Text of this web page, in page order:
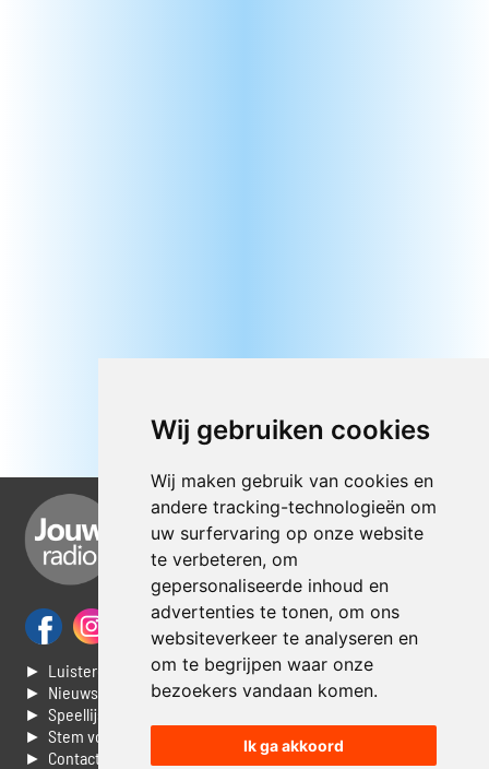
Wij gebruiken cookies
Wij maken gebruik van cookies en
andere tracking-technologieën om
uw surfervaring op onze website
te verbeteren, om
gepersonaliseerde inhoud en
advertenties te tonen, om ons
websiteverkeer te analyseren en
om te begrijpen waar onze
bezoekers vandaan komen.
Ik ga akkoord
► Luisteren naar Jouwradio
► Nieuws
► Speellijst
► Stem voor de Dag top 3
► Contacteer ons